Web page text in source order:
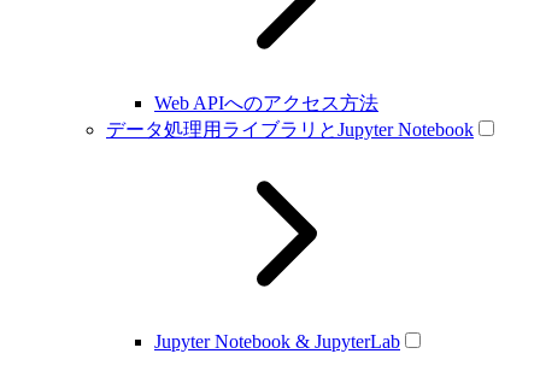
Web APIへのアクセス方法
データ処理用ライブラリとJupyter Notebook
Jupyter Notebook & JupyterLab